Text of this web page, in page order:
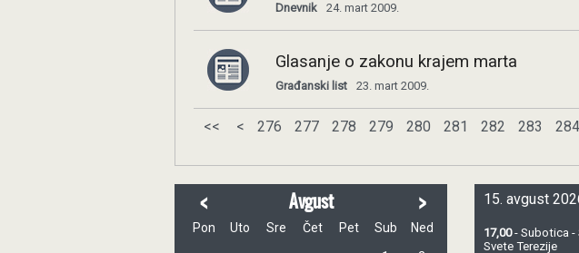
Dnevnik 24. mart 2009.
Glasanje o zakonu krajem marta
Građanski list 23. mart 2009.
<< < 276 277 278 279 280 281 282 283 284
< Avgust >
Pon Uto Sre Čet Pet Sub
Ned
15. avgust
17,00- Subotica -
Svete Terezije